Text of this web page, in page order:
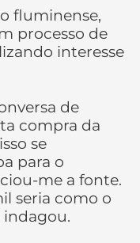
fluminense,
processo de
interesse
de
compra da
se
para o
me a fonte.
seria como o
indagou.